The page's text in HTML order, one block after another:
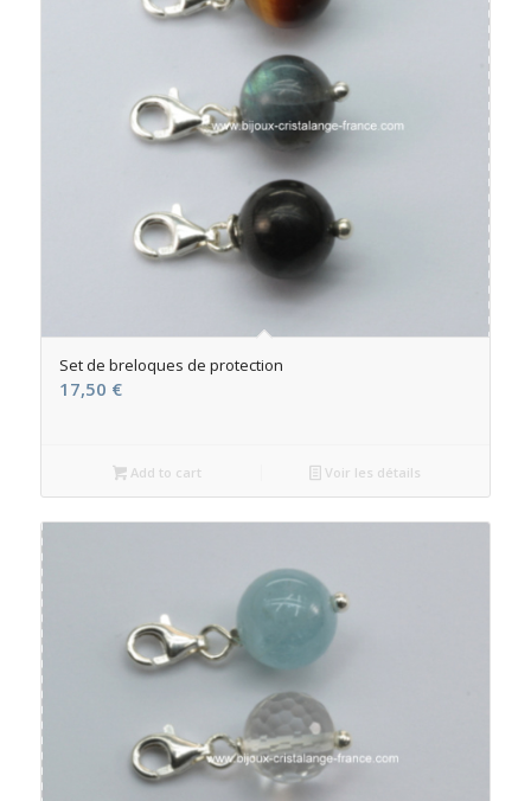
Set de breloques de protection
17,50 €
Add to cart Voir les détails